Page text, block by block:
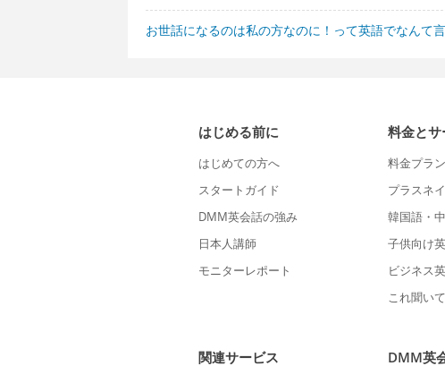
お世話になるのは私の方なのに！って英語でなんて
はじめる前に
はじめての方へ
スタートガイド
DMM英会話の強み
日本人講師
モニターレポート
料金とサ
料金プラン
プラスネ
韓国語・
子供向け
ビジネス
これ聞い
関連サービス DMM英